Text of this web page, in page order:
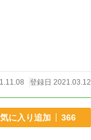
登録日 2021.03.12
に入り追加 366